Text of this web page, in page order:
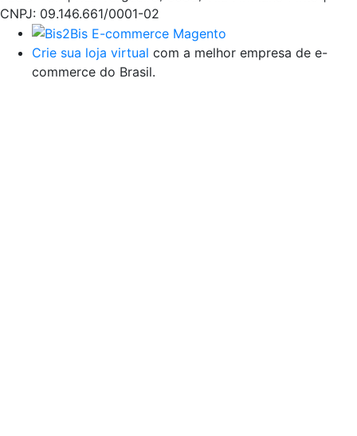
CNPJ: 09.146.661/0001-02
Crie sua loja virtual com a melhor empresa de e-
commerce do Brasil.